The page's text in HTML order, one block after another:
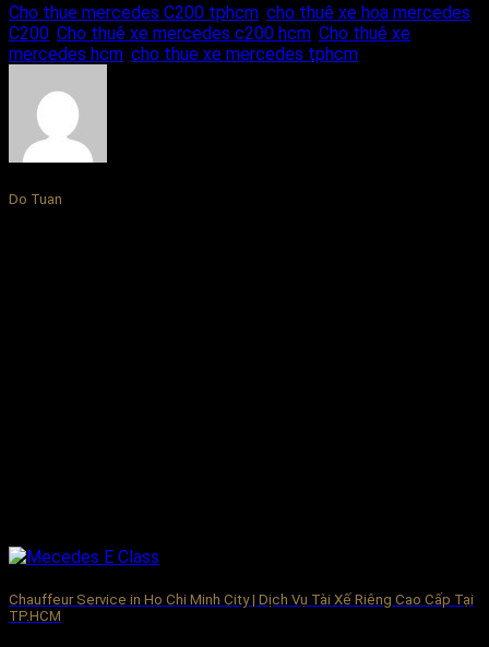
Cho thue mercedes C200 tphcm cho thuê xe hoa mercedes
C200 Cho thuê xe mercedes c200 hcm Cho thuê xe
mercedes hcm cho thue xe mercedes tphcm
Do Tuan
Chauffeur Service in Ho Chi Minh City | Dịch Vụ Tài Xế Riêng Cao Cấp Tại
TP.HCM